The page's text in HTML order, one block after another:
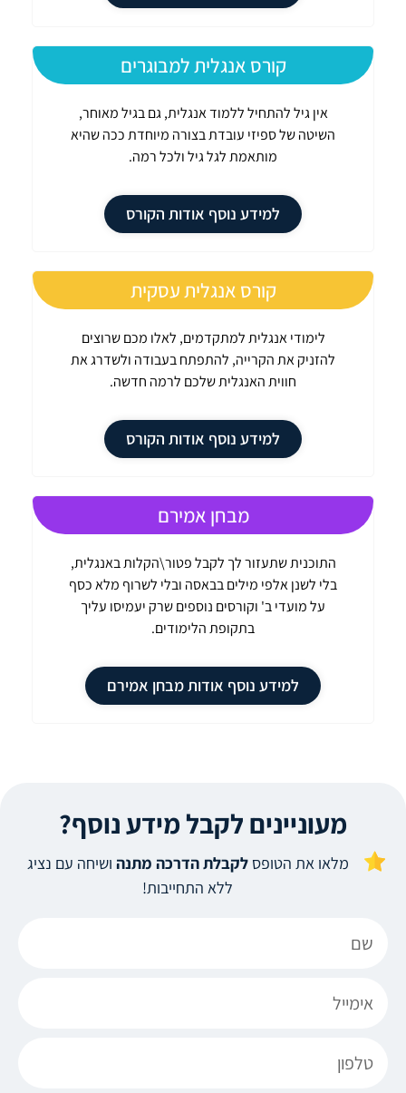
קורס אנגלית למבוגרים
אין גיל להתחיל ללמוד אנגלית, גם בגיל מאוחר,
השיטה של ספיזי עובדת בצורה מיוחדת ככה שהיא
מותאמת לגל גיל ולכל רמה.
למידע נוסף אודות הקורס
קורס אנגלית עסקית
לימודי אנגלית למתקדמים, לאלו מכם שרוצים
להזניק את הקרייה, להתפתח בעבודה ולשדרג את
חווית האנגלית שלכם לרמה חדשה.
למידע נוסף אודות הקורס
מבחן אמירם
התוכנית שתעזור לך לקבל פטור\הקלות באנגלית,
בלי לשנן אלפי מילים בבאסה ובלי לשרוף מלא כסף
על מועדי ב' וקורסים נוספים שרק יעמיסו עליך
בתקופת הלימודים.
למידע נוסף אודות מבחן אמירם
מעוניינים לקבל מידע נוסף?
מלאו את הטופסלקבלת הדרכה מתנה ושיחה עם נציג
ללא התחייבות!